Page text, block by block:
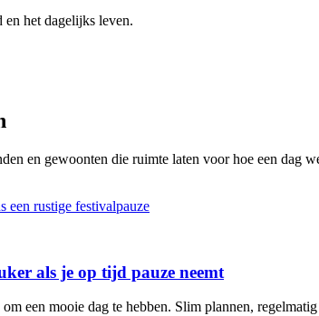
het dagelijks leven.
en gewoonten die ruimte laten voor hoe een dag
als je op tijd pauze neemt
een mooie dag te hebben. Slim plannen,